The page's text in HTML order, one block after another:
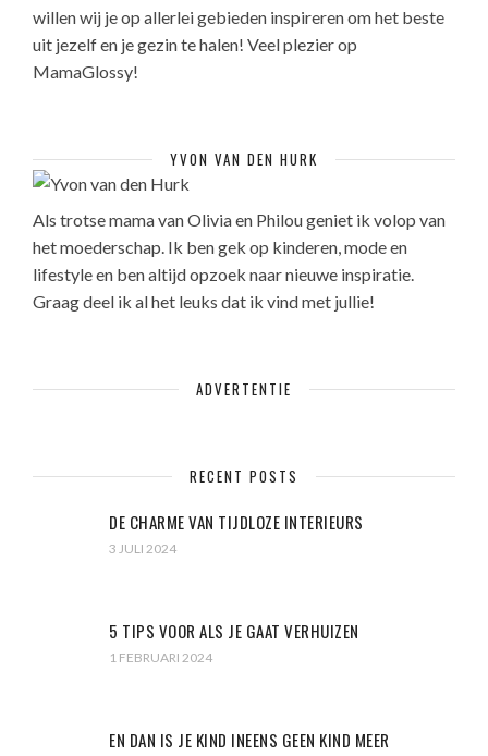
willen wij je op allerlei gebieden inspireren om het beste
uit jezelf en je gezin te halen! Veel plezier op
MamaGlossy!
YVON VAN DEN HURK
Als trotse mama van Olivia en Philou geniet ik volop van
het moederschap. Ik ben gek op kinderen, mode en
lifestyle en ben altijd opzoek naar nieuwe inspiratie.
Graag deel ik al het leuks dat ik vind met jullie!
ADVERTENTIE
RECENT POSTS
DE CHARME VAN TIJDLOZE INTERIEURS
3 JULI 2024
5 TIPS VOOR ALS JE GAAT VERHUIZEN
1 FEBRUARI 2024
EN DAN IS JE KIND INEENS GEEN KIND MEER